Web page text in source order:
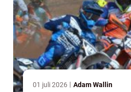
01 juli 2026 Adam Wallin